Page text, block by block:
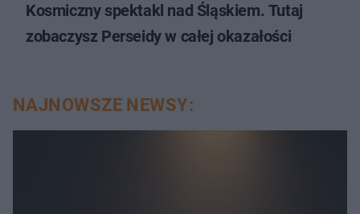
Kosmiczny spektakl nad Śląskiem. Tutaj
zobaczysz Perseidy w całej okazałości
NAJNOWSZE NEWSY: